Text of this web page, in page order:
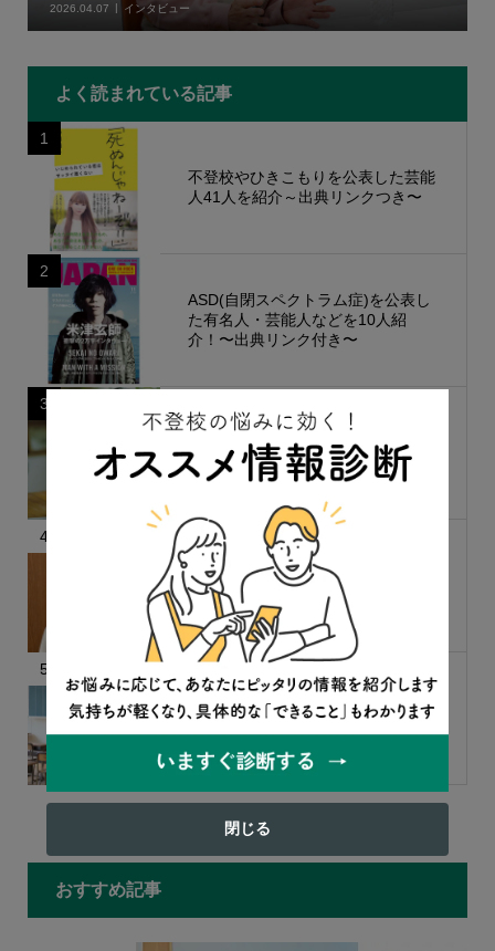
2026.04.07 インタビュー
よく読まれている記事
1
不登校やひきこもりを公表した芸能
人41人を紹介～出典リンクつき〜
2
ASD(自閉スペクトラム症)を公表し
た有名人・芸能人などを10人紹
介！〜出典リンク付き〜
3
人気記事のまとめ〜親の心構え・で
きること・やるべきこと〜
4
「最低限、屋根、ごはん、お風呂だ
けでOK」親が限界を越えないため
に知っておきたいこと
5
文部科学省に聞きました！ 2学期
おすすめ記事
閉じる